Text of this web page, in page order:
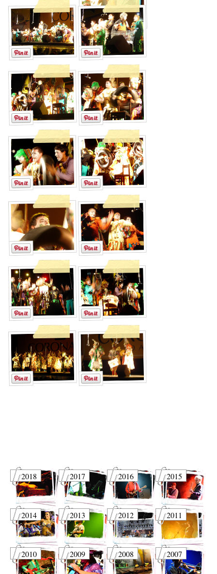
2018 2017 2016 2015
2014 2013 2012 2011
2010 2009 2008 2007